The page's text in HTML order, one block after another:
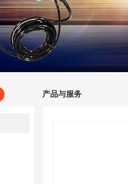
产品与服务